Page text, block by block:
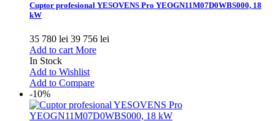
Cuptor profesional YESOVENS Pro YEOGN11M07D0WBS000, 18
kW
35 780 lei 39 756 lei
Add to cart More
In Stock
Add to Wishlist
Add to Compare
-10%